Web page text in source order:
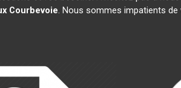
Courbevoie. Nous sommes impatients de